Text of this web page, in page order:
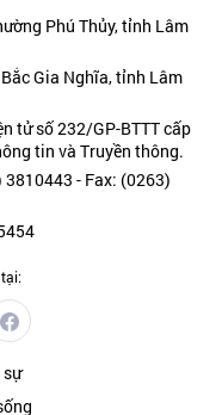
Phú Thủy, tỉnh Lâm
Gia Nghĩa, tỉnh Lâm
tử số 232/GP-BTTT cấp
tin và Truyền thông.
- Fax: (0263)
sự